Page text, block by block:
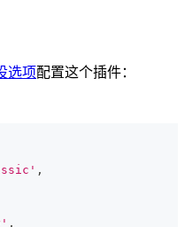
选项配置这个插件：
,
,